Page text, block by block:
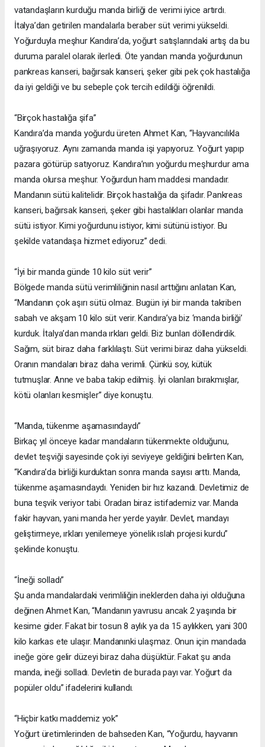
vatandaşların kurduğu manda birliği de verimi iyice artırdı.
İtalya’dan getirilen mandalarla beraber süt verimi yükseldi.
Yoğurduyla meşhur Kandıra’da, yoğurt satışlarındaki artış da bu
duruma paralel olarak ilerledi. Öte yandan manda yoğurdunun
pankreas kanseri, bağırsak kanseri, şeker gibi pek çok hastalığa
da iyi geldiği ve bu sebeple çok tercih edildiği öğrenildi.
“Birçok hastalığa şifa”
Kandıra’da manda yoğurdu üreten Ahmet Kan, “Hayvancılıkla
uğraşıyoruz. Aynı zamanda manda işi yapıyoruz. Yoğurt yapıp
pazara götürüp satıyoruz. Kandıra’nın yoğurdu meşhurdur ama
manda olursa meşhur. Yoğurdun ham maddesi mandadır.
Mandanın sütü kalitelidir. Birçok hastalığa da şifadır. Pankreas
kanseri, bağırsak kanseri, şeker gibi hastalıkları olanlar manda
sütü istiyor. Kimi yoğurdunu istiyor, kimi sütünü istiyor. Bu
şekilde vatandaşa hizmet ediyoruz” dedi.
“İyi bir manda günde 10 kilo süt verir”
Bölgede manda sütü verimliliğinin nasıl arttığını anlatan Kan,
“Mandanın çok aşırı sütü olmaz. Bugün iyi bir manda takriben
sabah ve akşam 10 kilo süt verir. Kandıra’ya biz ‘manda birliği’
kurduk. İtalya’dan manda ırkları geldi. Biz bunları döllendirdik.
Sağım, süt biraz daha farklılaştı. Süt verimi biraz daha yükseldi.
Oranın mandaları biraz daha verimli. Çünkü soy, kütük
tutmuşlar. Anne ve baba takip edilmiş. İyi olanları bırakmışlar,
kötü olanları kesmişler” diye konuştu.
“Manda, tükenme aşamasındaydı”
Birkaç yıl önceye kadar mandaların tükenmekte olduğunu,
devlet teşviği sayesinde çok iyi seviyeye geldiğini belirten Kan,
“Kandıra’da birliği kurduktan sonra manda sayısı arttı. Manda,
tükenme aşamasındaydı. Yeniden bir hız kazandı. Devletimiz de
buna teşvik veriyor tabi. Oradan biraz istifademiz var. Manda
fakir hayvan, yani manda her yerde yayılır. Devlet, mandayı
geliştirmeye, ırkları yenilemeye yönelik ıslah projesi kurdu”
şeklinde konuştu.
“İneği solladı”
Şu anda mandalardaki verimliliğin ineklerden daha iyi olduğuna
değinen Ahmet Kan, “Mandanın yavrusu ancak 2 yaşında bir
kesime gider. Fakat bir tosun 8 aylık ya da 15 aylıkken, yani 300
kilo karkas ete ulaşır. Mandanınki ulaşmaz. Onun için mandada
ineğe göre gelir düzeyi biraz daha düşüktür. Fakat şu anda
manda, ineği solladı. Devletin de burada payı var. Yoğurt da
popüler oldu” ifadelerini kullandı.
“Hiçbir katkı maddemiz yok”
Yoğurt üretimlerinden de bahseden Kan, “Yoğurdu, hayvanın